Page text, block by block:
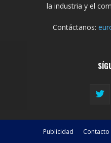
la industria y el
Contáctanos:
Publicidad Contacto